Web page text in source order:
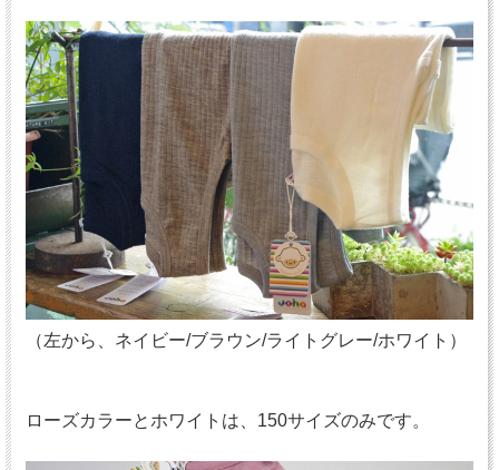
（左から、ネイビー/ブラウン/ライトグレー/ホワイト）
ローズカラーとホワイトは、150サイズのみです。